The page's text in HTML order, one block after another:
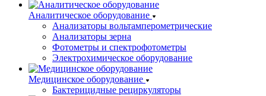
Аналитическое оборудование
Анализаторы вольтамперометрические
Анализаторы зерна
Фотометры и спектрофотометры
Электрохимическое оборудование
Медицинское оборудование
Бактерицидные рециркуляторы